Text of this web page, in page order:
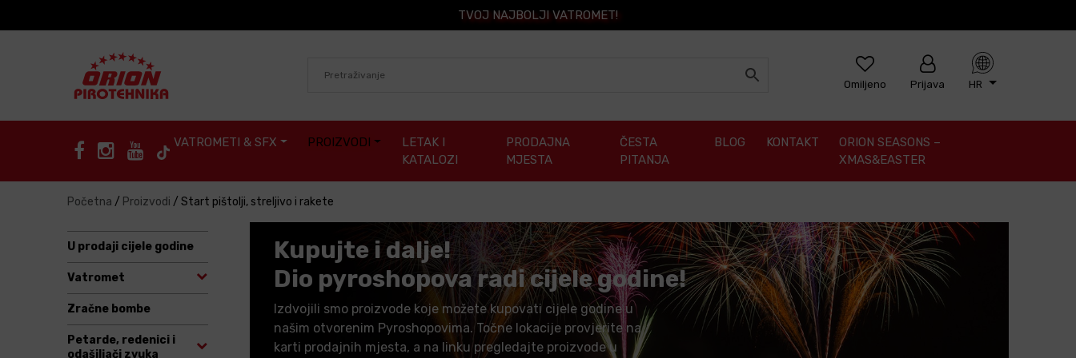
TVOJ NAJBOLJI VATROMET!
Omiljeno Prijava HR
VATROMETI & SFX PROIZVODI
LETAK I
KATALOZI
PRODAJNA
MJESTA
ČESTA
PITANJA
BLOG KONTAKT
ORION SEASONS –
XMAS&EASTER
Početna / Proizvodi / Start pištolji, streljivo i rakete
U prodaji cijele godine
Vatromet
Zračne bombe
Petarde, redenici i
odašiljači zvuka
Kupujte i dalje!
Dio pyroshopova radi cijele godine!
Izdvojili smo proizvode koje možete kupovati cijele godine u
našim otvorenim Pyroshopovima. Točne lokacije provjerite na
karti prodajnih mjesta, a na linku pregledajte proizvode u